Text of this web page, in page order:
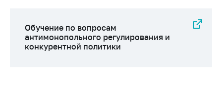
Обучение по вопросам
антимонопольного регулирования и
конкурентной политики